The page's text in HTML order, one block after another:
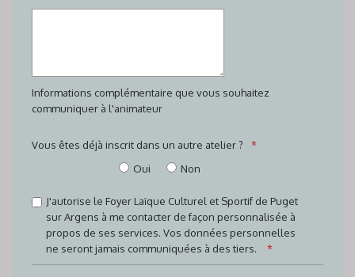
Informations complémentaire que vous souhaitez
communiquer à l'animateur
Vous êtes déjà inscrit dans un autre atelier ?
Oui
Non
J'autorise le Foyer Laïque Culturel et Sportif de Puget
sur Argens à me contacter de façon personnalisée à
propos de ses services. Vos données personnelles
ne seront jamais communiquées à des tiers.